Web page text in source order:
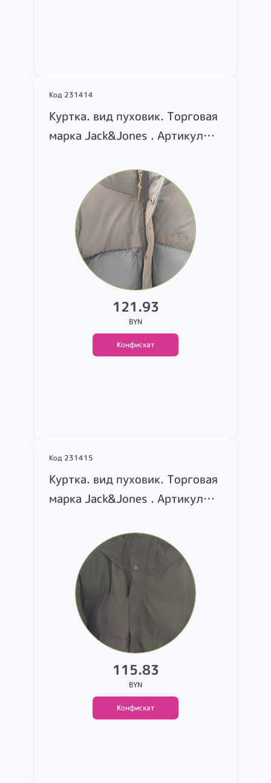
Код 231414
Куртка. вид пуховик. Торговая
марка Jack&Jones . Артикул
100 полиэстер Подкладка:
100 переработанный
полиэстер Наполнитель: 100
переработанный полиэстер.
вид пуховик. страна
производства
Мьянма(Бирма).размер
S.M.L.XL.XXL.M.121.93
BYN
Конфискат
Код 231415
Куртка. вид пуховик. Торговая
марка Jack&Jones . Артикул
100 полиэстер Подкладка:
100 полиэстер Утеплитель:
100 полиэстер. вид пуховик
.страна производства
Мьянма(Бирма).размер
M.L.XL.XXL
115.83
BYN
Конфискат